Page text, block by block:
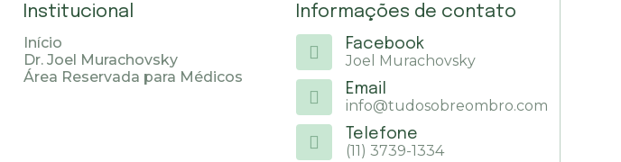
Institucional
Início
Dr. Joel Murachovsky
Área Reservada para Médicos
Informações de contato
Facebook
Joel Murachovsky
Email
info@tudosobreombro.com
Telefone
(11) 3739-1334